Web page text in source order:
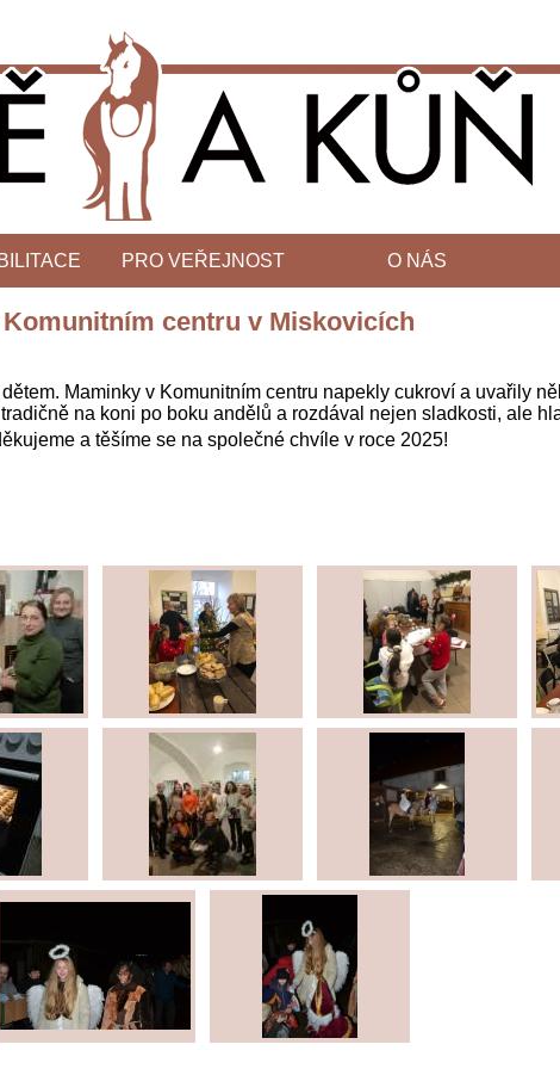
PRO VEŘEJNOST O NÁS
centru v Miskovicích
Maminky v Komunitním centru napekly cukroví a uvařily
na koni po boku andělů a rozdával nejen sladkosti, ale
a těšíme se na společné chvíle v roce 2025!